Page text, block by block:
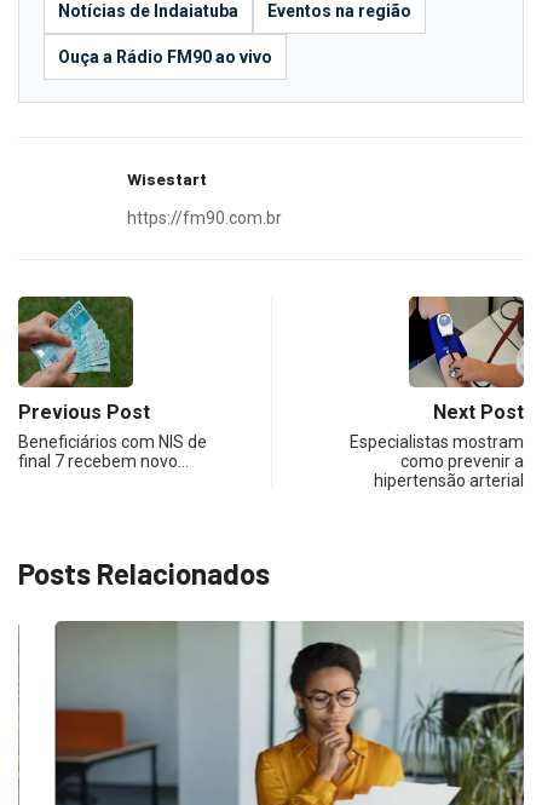
Notícias de Indaiatuba Eventos na região
Ouça a Rádio FM90 ao vivo
Wisestart
https://fm90.com.br
Previous Post
Beneficiários com NIS de
final 7 recebem novo…
Next Post
Especialistas mostram
como prevenir a
hipertensão arterial
Posts Relacionados